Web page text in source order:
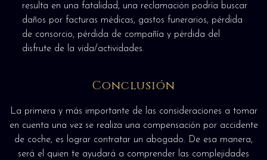
resulta en una fatalidad, una reclamación podría buscar
daños por facturas médicas, gastos funerarios, pérdida
de consorcio, pérdida de compañía y pérdida del
disfrute de la vida/actividades.
Conclusión
La primera y más importante de las consideraciones a tomar
en cuenta una vez se realiza una compensación por accidente
de coche, es lograr contratar un abogado. De esa manera,
será el quien te ayudará a comprender las complejidades